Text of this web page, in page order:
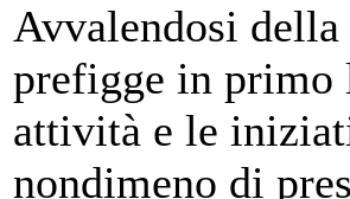
Avvalendosi
prefigge in primo
attività e le
nondimeno di